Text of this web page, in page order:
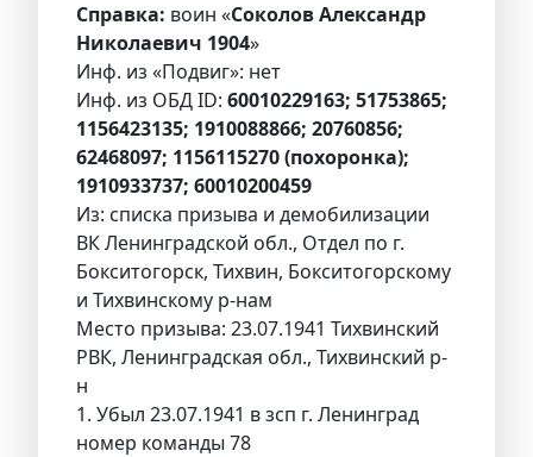
Справка: воин «Соколов Александр
Николаевич 1904»
Инф. из «Подвиг»: нет
Инф. из ОБД ID: 60010229163; 51753865;
1156423135; 1910088866; 20760856;
62468097; 1156115270 (похоронка);
1910933737; 60010200459
Из: списка призыва и демобилизации
ВК Ленинградской обл., Отдел по г.
Бокситогорск, Тихвин, Бокситогорскому
и Тихвинскому р-нам
Место призыва: 23.07.1941 Тихвинский
РВК, Ленинградская обл., Тихвинский р-
н
1. Убыл 23.07.1941 в зсп г. Ленинград
номер команды 78